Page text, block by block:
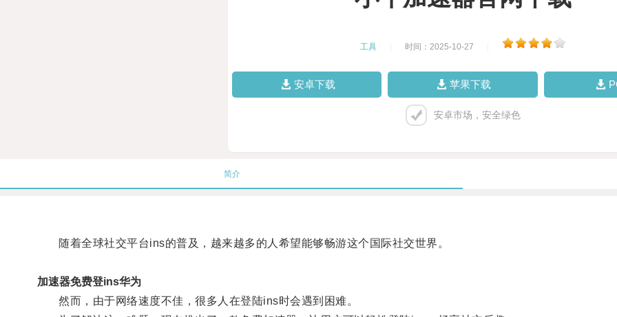
工具 时间：2025-10-27
安卓下载 苹果下载
安卓市场，安全绿色
简介
随着全球社交平台ins的普及，越来越多的人希望能够畅游这个国际社交世界。
加速器免费登ins华为
然而，由于网络速度不佳，很多人在登陆ins时会遇到困难。